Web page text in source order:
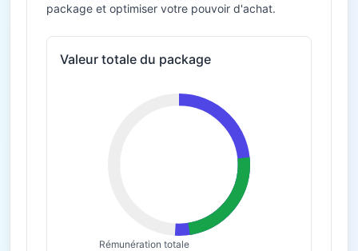
package et optimiser votre pouvoir d'achat.
Valeur totale du package
Rémunération totale